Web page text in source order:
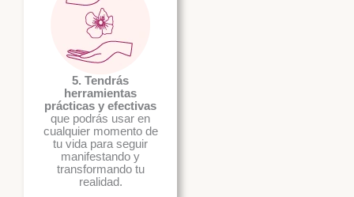
5. Tendrás
herramientas
prácticas y efectivas
que podrás usar en
cualquier momento de
tu vida para seguir
manifestando y
transformando tu
realidad.